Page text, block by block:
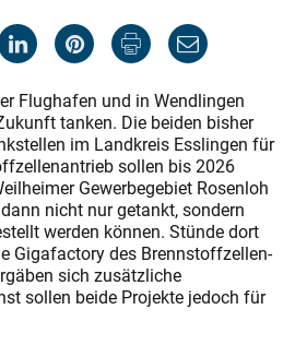
Flughafen und in Wendlingen
tanken. Die beiden bisher
im Landkreis Esslingen für
sollen bis 2026
Gewerbegebiet Rosenloh
nicht nur getankt, sondern
werden können. Stünde dort
Gigafactory des Brennstoffzellen-
sich zusätzliche
sollen beide Projekte jedoch für